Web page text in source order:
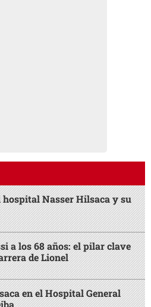
hospital Nasser Hilsaca y su
a los 68 años: el pilar clave
de Lionel
en el Hospital General